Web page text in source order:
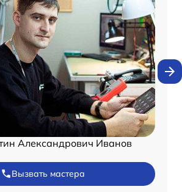
Александрович Иванов
Вызвать мастера